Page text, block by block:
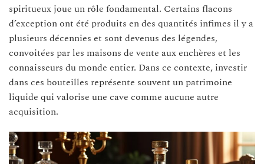
spiritueux joue un rôle fondamental. Certains flacons
d’exception ont été produits en des quantités infimes il y a
plusieurs décennies et sont devenus des légendes,
convoitées par les maisons de vente aux enchères et les
connaisseurs du monde entier. Dans ce contexte, investir
dans ces bouteilles représente souvent un patrimoine
liquide qui valorise une cave comme aucune autre
acquisition.